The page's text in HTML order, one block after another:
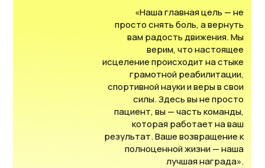
«Наша главная цель — не
просто снять боль, а вернуть
вам радость движения. Мы
верим, что настоящее
исцеление происходит на стыке
грамотной реабилитации,
спортивной науки и веры в свои
силы. Здесь вы не просто
пациент, вы — часть команды,
которая работает на ваш
результат. Ваше возвращение к
полноценной жизни — наша
лучшая награда».
Академика Макеева, д. 24
сб - вс 10:00 - 18:00
Открыть в Я.Картах